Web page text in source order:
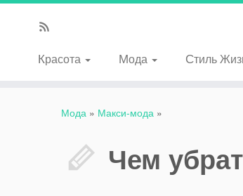
Красота Мода Стиль
Мода » Макси-мода »
Чем